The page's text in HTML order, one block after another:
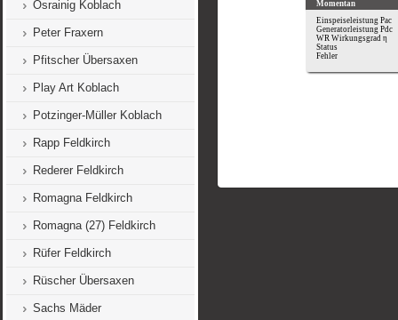
Osrainig Koblach
Peter Fraxern
Pfitscher Übersaxen
Play Art Koblach
Potzinger-Müller Koblach
Rapp Feldkirch
Rederer Feldkirch
Romagna Feldkirch
Romagna (27) Feldkirch
Rüfer Feldkirch
Rüscher Übersaxen
Sachs Mäder